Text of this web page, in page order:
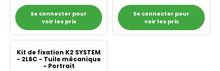
Se connecter pour
voir les prix
Se connecter pour
voir les prix
Kit de fixation K2 SYSTEM
- 2L6C - Tuile mécanique
- Portrait